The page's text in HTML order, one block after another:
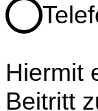
Hiermit
Beitritt